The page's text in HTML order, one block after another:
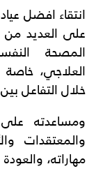
انتقاء افضل
على العديد من
المصحة
العلاجي،
خلال التفاعل
ومساعدته
والمعتقدات
مهاراته،